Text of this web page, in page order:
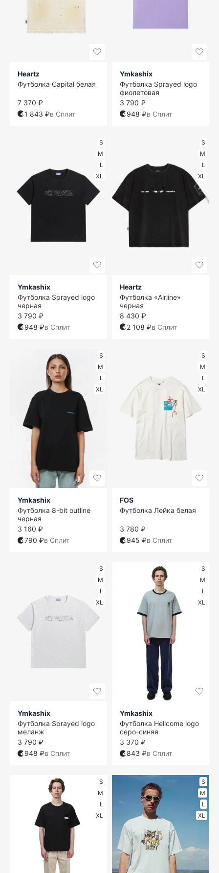
Heartz
Футболка Capital белая
7 370 ₽
1 843 ₽в Сплит
Ymkashix
Футболка Sprayed logo
фиолетовая
3 790 ₽
948 ₽в Сплит
S
M
L
XL
Ymkashix
Футболка Sprayed logo
черная
3 790 ₽
948 ₽в Сплит
S
M
L
XL
Heartz
Футболка «Airline»
черная
8 430 ₽
2 108 ₽в Сплит
S
M
L
XL
Ymkashix
Футболка 8-bit outline
черная
3 160 ₽
790 ₽в Сплит
S
M
L
XL
FOS
Футболка Лейка белая
3 780 ₽
945 ₽в Сплит
S
M
L
XL
Ymkashix
Футболка Sprayed logo
меланж
3 790 ₽
948 ₽в Сплит
S
M
L
XL
Ymkashix
Футболка Hellcome logo
серо-синяя
3 370 ₽
843 ₽в Сплит
S
M
L
XL
S
M
L
XL